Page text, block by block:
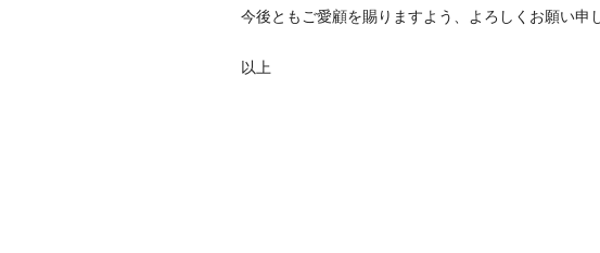
今後ともご愛顧を賜りますよう、よろしくお願い申
以上